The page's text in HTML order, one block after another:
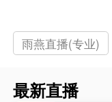
雨燕直播(专业)
最新直播